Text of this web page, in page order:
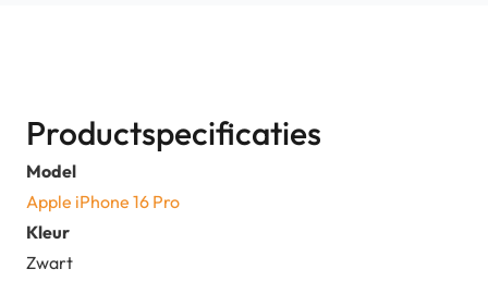
Productspecificaties
Model
Apple iPhone 16 Pro
Kleur
Zwart